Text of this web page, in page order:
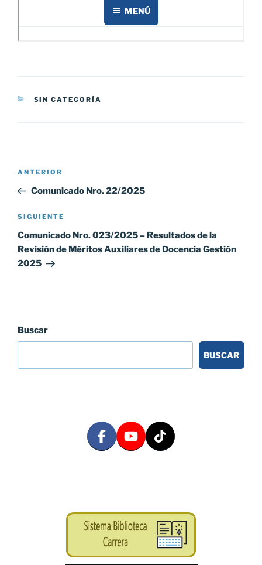
CATEGORÍAS
SIN CATEGORÍA
Navegación
entradas
Entrada
anterior:
ANTERIOR
Comunicado Nro. 22/2025
Siguiente
entrada
SIGUIENTE
Comunicado Nro. 023/2025 – Resultados de la
Revisión de Méritos Auxiliares de Docencia Gestión
2025
Buscar
BUSCAR